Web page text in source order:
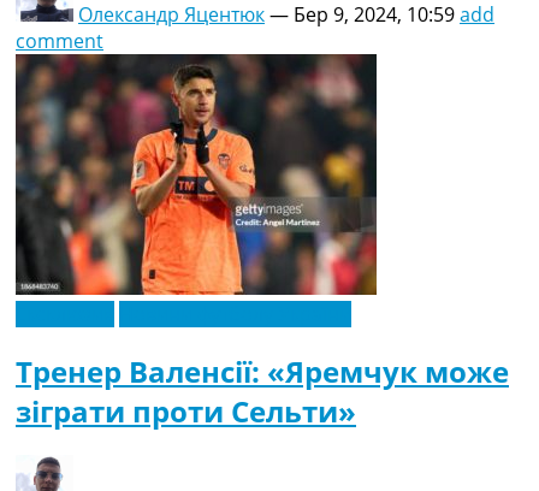
Олександр Яцентюк— Бер 9, 2024, 10:59add
comment
Тренер Валенсії: «Яремчук може
зіграти проти Сельти»